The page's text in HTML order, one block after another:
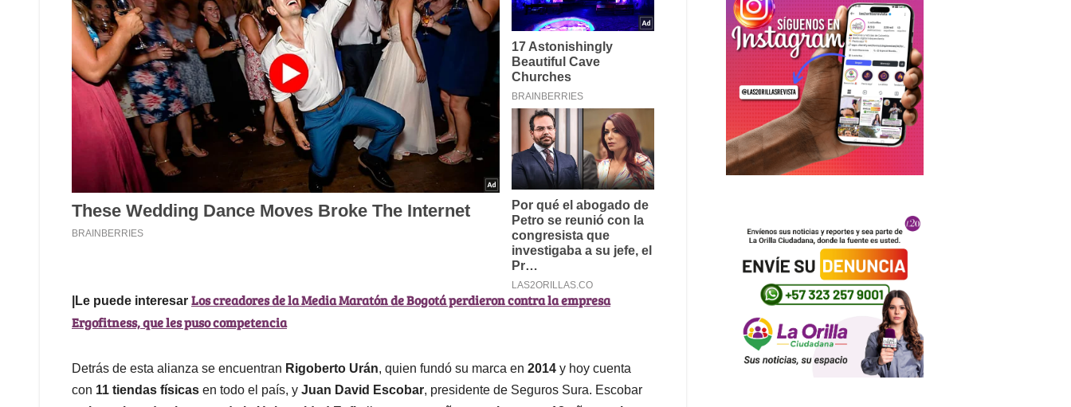
|Le puede interesar Los creadores de la Media Maratón de Bogotá perdieron contra la empresa
Ergofitness, que les puso competencia
Detrás de esta alianza se encuentran Rigoberto Urán, quien fundó su marca en 2014 y hoy cuenta
con 11 tiendas físicas en todo el país, y Juan David Escobar, presidente de Seguros Sura. Escobar